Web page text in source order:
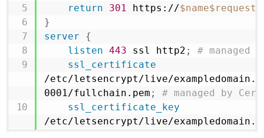
return 301 https://$name
}
server
{
listen 443 ssl http2 ;
# managed
ssl_certificate
/etc/letsencrypt/live/
0001/fullchain.pem ;
# managed by
ssl_certificate_key
/etc/letsencrypt/live/